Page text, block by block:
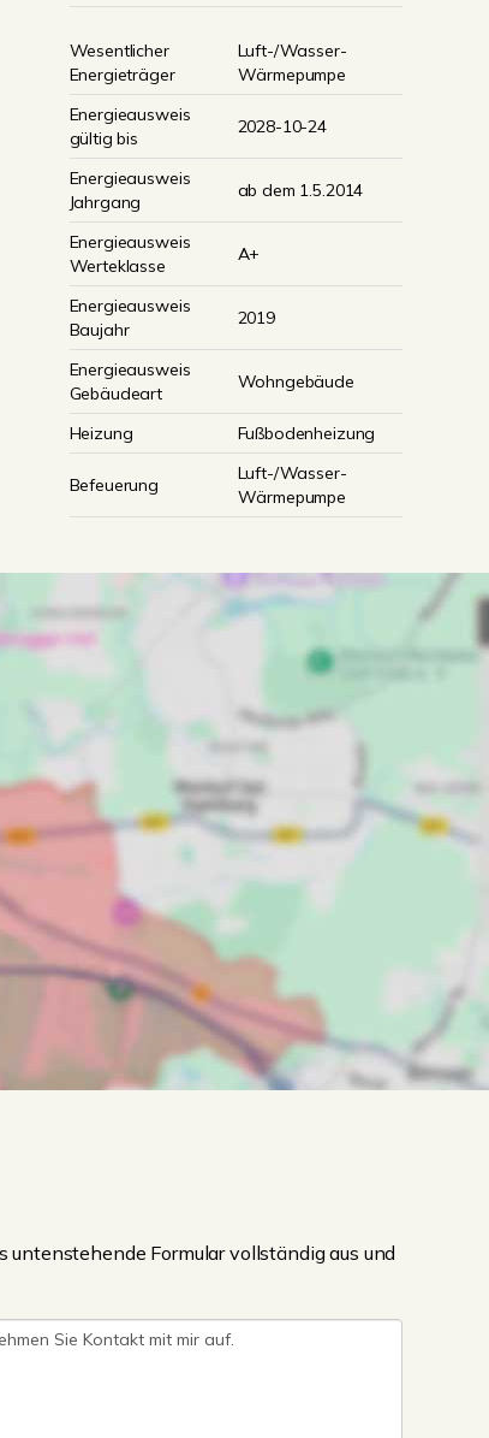
Wesentlicher
Energieträger
Luft-/Wasser-
Wärmepumpe
Energieausweis
gültig bis
2028-10-24
Energieausweis
Jahrgang
ab dem 1.5.2014
Energieausweis
Werteklasse
A+
Energieausweis
Baujahr
2019
Energieausweis
Gebäudeart
Wohngebäude
Heizung Fußbodenheizung
Befeuerung
Luft-/Wasser-
Wärmepumpe
Formular vollständig aus und